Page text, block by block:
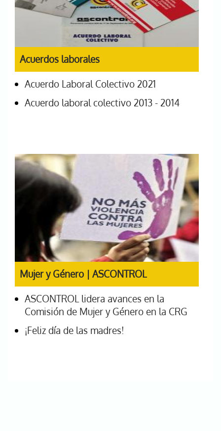
Acuerdos laborales
Acuerdo Laboral Colectivo 2021
Acuerdo laboral colectivo 2013 - 2014
Mujer y Género | ASCONTROL
ASCONTROL lidera avances en la
Comisión de Mujer y Género en la CRG
¡Feliz día de las madres!